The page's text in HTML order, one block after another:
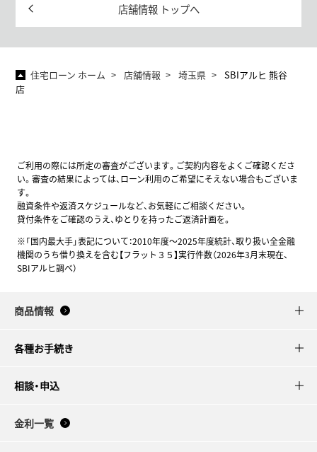
店舗情報 トップへ
住宅ローン ホーム 店舗情報 埼玉県
SBIアルヒ 熊谷
店
ご利用の際には所定の審査がございます。ご契約内容をよくご確認くださ
い。審査の結果によっては、ローン利用のご希望にそえない場合もございま
す。
融資条件や返済スケジュールなど、お気軽にご相談ください。
貸付条件をご確認のうえ、ゆとりを持ったご返済計画を。
※「国内最大手」表記について：2010年度～2025年度統計、取り扱い全金融
機関のうち借り換えを含む【フラット３５】実行件数（2026年3月末現在、
SBIアルヒ調べ）
商品情報
各種お手続き
相談・申込
金利一覧